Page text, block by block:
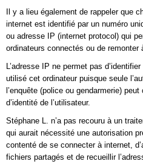
Il y a lieu également de rappeler que
internet est identifié par un numéro
ou adresse IP (internet protocol) qui
ordinateurs connectés ou de remonter
L’adresse IP ne permet pas
utilisé cet ordinateur puisque seule
l’enquête (police ou gendarmerie)
d’identité de l’utilisateur.
Stéphane L. n’a pas recouru à un
qui aurait nécessité une autorisation
contenté de se connecter à internet,
fichiers partagés et de recueillir